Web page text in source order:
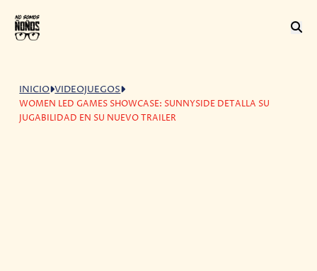
INICIO VIDEOJUEGOS
WOMEN LED GAMES SHOWCASE: SUNNYSIDE DETALLA SU
JUGABILIDAD EN SU NUEVO TRAILER